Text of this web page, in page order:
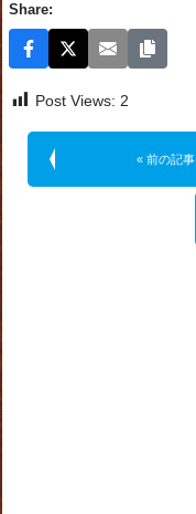
Share:
Post Views: 2
« 前の記事